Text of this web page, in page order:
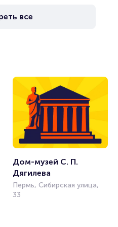
все
Дом-музей С. П.
Дягилева
Пермь, Сибирская улица,
33